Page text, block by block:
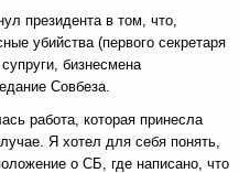
президента в том, что,
убийства (первого секретаря
бизнесмена
Совбеза.
работа, которая принесла
Я хотел для себя понять,
о СБ, где написано, что